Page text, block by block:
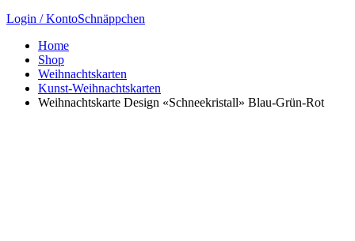
Login / KontoSchnäppchen
Home
Shop
Weihnachtskarten
Kunst-Weihnachtskarten
Weihnachtskarte Design «Schneekristall» Blau-Grün-Rot